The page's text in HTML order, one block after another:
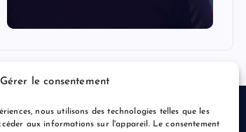
Gérer le consentement
nous utilisons des technologies telles que les
aux informations sur l'appareil. Le consentement